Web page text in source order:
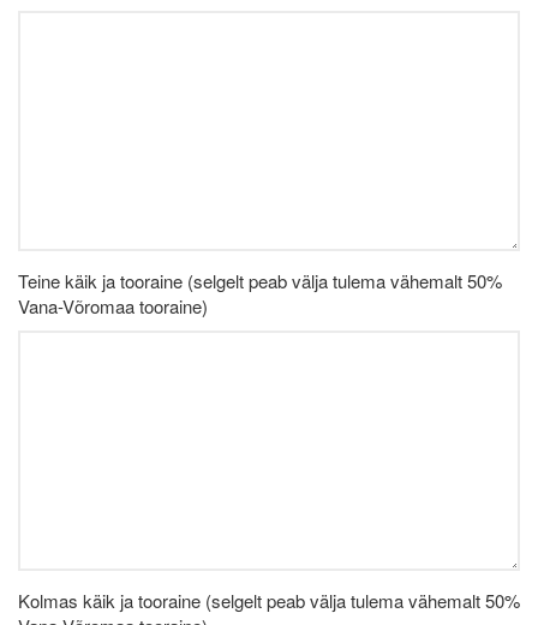
Teine käik ja tooraine (selgelt peab välja tulema vähemalt 50%
Vana-Võromaa tooraine)
Kolmas käik ja tooraine (selgelt peab välja tulema vähemalt 50%